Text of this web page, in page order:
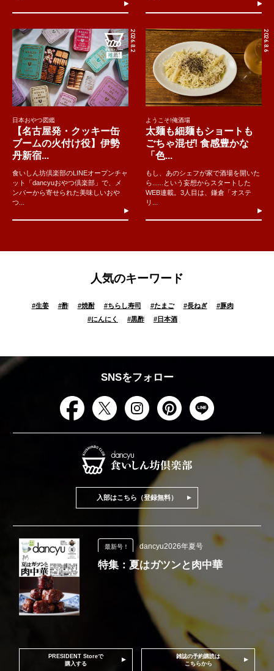
2026.8.2
日本おやつ図鑑
【名古屋発・クッキー缶
ブームの火付け役】伊勢
丹新宿...
食いしん坊倶楽部のLINEオープンチャ
ット「dancyuおやつ倶楽部」で、メ
ンバーから寄せられた美味しいおや
つ...
2026.8.6
ようこそ!俺酒場
太麺も細麺もショートも
ごちゃ混ぜ! 食感豊かな
「色...
もし、あのシェフが家で酒場を開いた
ら......という妄想からスタートした
WEB連載。3人目は、鎌倉「オステ
リ...
人気のキーワード
#生姜 #酢 #焼酎 #ちらし寿司 #たまご #長ねぎ #豚肉
#にんにく #黒酢 #日本酒
SNSをフォロー
入部はこちら（登録無料）
最新号！ dancyu2026年夏号
特集：夏はガツンと肉中華
PRESIDENT Storeで
購入する
雑誌の予約購読は
こちらから